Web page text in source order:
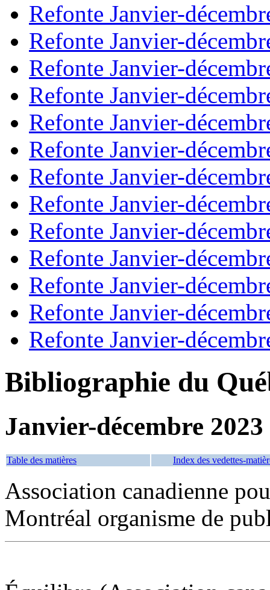
Refonte Janvier-
Refonte Janvier-
Refonte Janvier-
Refonte Janvier-
Refonte Janvier-
Refonte Janvier-
Refonte Janvier-
Refonte Janvier-
Refonte Janvier-
Refonte Janvier-
Refonte Janvier-
Refonte Janvier-
Refonte Janvier-
Bibliographie du
Janvier-décembre 2023
Table des matières Index des vedettes-
Association canadienne
Montréal organisme de